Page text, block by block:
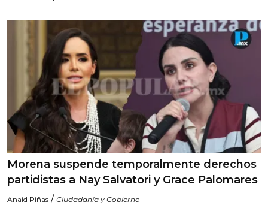
Morena suspende temporalmente derechos
partidistas a Nay Salvatori y Grace Palomares
Anaid Piñas / Ciudadanía y Gobierno